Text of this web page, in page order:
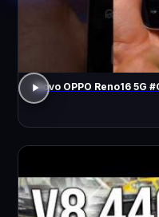
Novo OPPO Reno16 5G